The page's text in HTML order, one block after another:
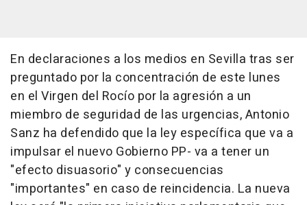
En declaraciones a los medios en Sevilla tras ser
preguntado por la concentración de este lunes
en el Virgen del Rocío por la agresión a un
miembro de seguridad de las urgencias, Antonio
Sanz ha defendido que la ley específica que va a
impulsar el nuevo Gobierno PP- va a tener un
"efecto disuasorio" y consecuencias
"importantes" en caso de reincidencia. La nueva